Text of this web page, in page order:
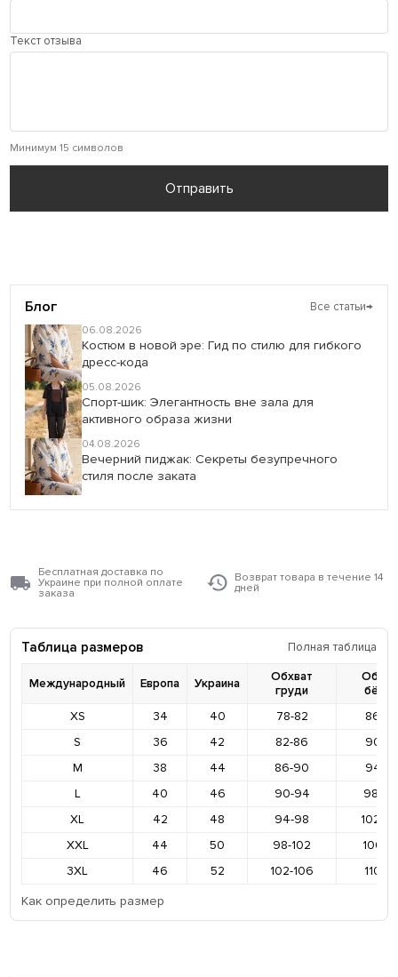
Текст отзыва
Минимум 15 символов
Отправить
Блог Все статьи→
06.08.2026
Костюм в новой эре: Гид по стилю для гибкого
дресс-кода
05.08.2026
Спорт-шик: Элегантность вне зала для
активного образа жизни
04.08.2026
Вечерний пиджак: Секреты безупречного
стиля после заката
Бесплатная доставка по
Украине при полной оплате
заказа
Возврат товара в течение 14
дней
Таблица размеров Полная таблица
Международный Европа Украина
Обхват
груди
XS
34 40 78-82
86-
S
36 42 82-86
90-
M
38 44 86-90
94-
L
40 46 90-94
98-
XL
42 48 94-98
102-
XXL
44 50 98-102
106-
3XL
46 52 102-106
110-
Как определить размер